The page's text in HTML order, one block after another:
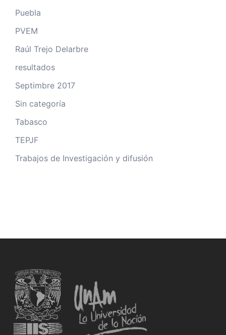
Puebla
PVEM
Raúl Trejo Delarbre
resultados
Septimbre 2017
Sin categoría
Tabasco
TEPJF
Trabajos de Investigación y difusión